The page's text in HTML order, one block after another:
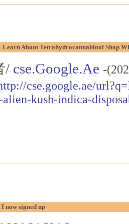
Learn About Tetrahydrocannabinol Shop
/ cse.Google.Ae -
cse.google.ae/
kush-indica-
now signed up